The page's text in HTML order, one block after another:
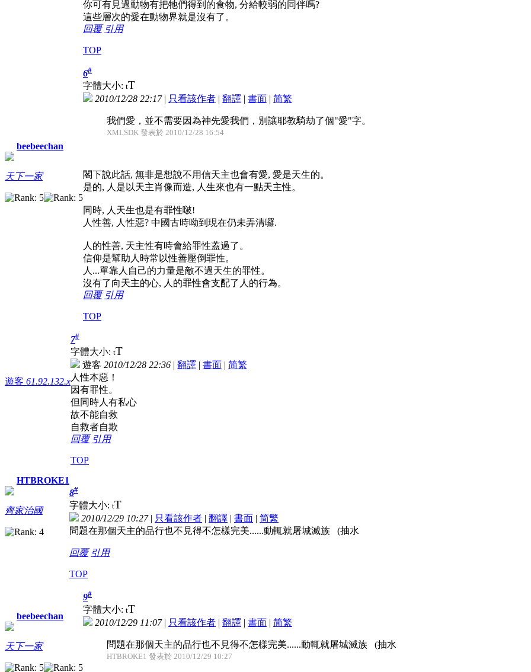
你可有見過動物有把牠們得到的食物, 分給較弱的同伴嗎?
這些層次的愛在動物界就是沒有了。
回覆 引用
TOP
beebeechan
天下一家
6#
字體大小: tT
2010/12/28 22:17| 只看該作者 | 翻譯 | 書面 | 简繁
我們愛，並不需要因為神先愛我們，別讓耶教騎劫了個"愛"字。
XMLSDK 發表於 2010/12/28 16:54
閣下說此話, 無非是想說不用信天主也會有愛, 愛是天生的。
是的, 人是以天主肖像而造, 人生來也有一點天主性。
同時, 人天生也是有罪性啵!
人性善, 人性惡? 中國古時呦到現在仍未弄清囉.
人的性善, 天主性有時會給罪性蓋過了。
信仰是幫助人時常以性善壓倒罪性。
人...單靠人自己的力量是敵不過天生的罪性。
沒有了向天主的心, 人的罪性會支配了人的行為。
回覆 引用
TOP
遊客 61.92.132.x
7#
字體大小: tT
遊客 2010/12/28 22:36 | 翻譯 | 書面 | 简繁
人性本惡！
因有罪性。
但同時人有私心
故不能自救
自救者自欺
回覆 引用
TOP
HTBROKE1
齊家治國
8#
字體大小: tT
2010/12/29 10:27| 只看該作者 | 翻譯 | 書面 | 简繁
問題在那個天主的品行也不見得不怎樣完美......動輒就屠城滅族 (抽水
回覆 引用
TOP
beebeechan
天下一家
9#
字體大小: tT
2010/12/29 11:07| 只看該作者 | 翻譯 | 書面 | 简繁
問題在那個天主的品行也不見得不怎樣完美......動輒就屠城滅族 (抽水
HTBROKE1 發表於 2010/12/29 10:27